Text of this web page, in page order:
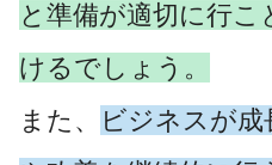
と準備が適切に行こ
けるでしょう。
また、
ビジネスが